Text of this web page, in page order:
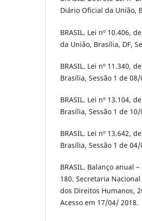
Diário Oficial da União,
BRASIL. Lei nº 10.406,
da União, Brasília, DF,
BRASIL. Lei nº 11.340,
Brasília, Sessão 1 de
BRASIL. Lei nº 13.104,
Brasília, Sessão 1 de
BRASIL. Lei nº 13.642,
Brasília, Sessão 1 de
BRASIL. Balanço anual
180. Secretaria
dos Direitos Humanos,
Acesso em 17/04/ 2018.